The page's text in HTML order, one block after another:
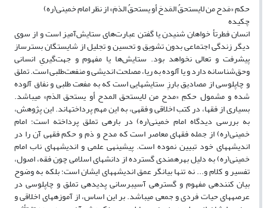
حکم «مَدح من لایستحقُ المَدحَ أو یستحقُ الذمَ» از نظر امام خمینی(ره)
چکیده
انسان فطرتأ خواهان شنیدن یا گفتن عبارت‌های ستایش‌آمیز است و از سوی
دیگر زندگی اجتماعی بدون تشویق و تحسین و تجلیل از شایستگان بسترساز
پیشرفت و تعالی نخواهد بود. ستایش‌ها یا مفهوم و جهت‌گیریِ انسانی
وحق‌شناسانه دارد و یا آلوده به ریا، مصلحت ‌اندیشی و منفعت‌طلبی است. تملق
و چاپلوسی از مصادیق بارزِ ستایش‎هایی است که به مفعت طلبی و نفاق آلوده
شده و مشمول حکمِ «مدح من لایستحق المدح أو یستحق الذم» می‏باشد.
بسیاری از فقها، در کتب اخلاقی و فقهی، به این مهم پرداخته‎اند. این پژوهش،
به بررسی دیدگاه امام خمینی(ره) در باره‏ی تملق پرداخته‏ است؛ امام
خمینی(ره) از جمله فقهای معاصر است که مدح و ذم و حکم فقهی آن‏ را در
اندیشه‏های خود تبیین نموده است. پیشینه‏ی علمی و اندیشه‏های ناب امام
خمینی(ره) به دلیل بهره‏مندی گسترده از دانش‏های اسلامی چون فقه، اصول،
تفسیر و کلام و... نه تنها بیان‏گر عمق اندیشه‏های ایشان است؛ بلکه به وضوح
بیان کننده‏ی مفهوم و گستره‏ی آسیب‏رسانی پدیده‏ی تملق و چاپلوسی در
عرصه‏های حیات فردی و جمعی می‏باشد. بر این اساس، از آموزه‏های اخلاقی و